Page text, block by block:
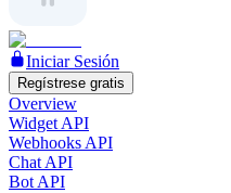
Iniciar Sesión
Regístrese gratis
Overview
Widget API
Webhooks API
Chat API
Bot API